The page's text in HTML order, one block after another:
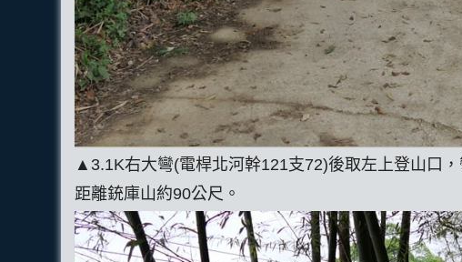
▲3.1K右大彎(電桿北河幹121支72)後取左上登山口
距離銃庫山約90公尺。